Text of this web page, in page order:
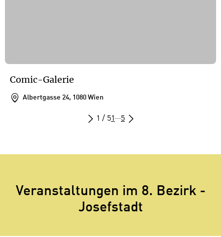
Comic-Galerie
Albertgasse 24, 1080 Wien
1 / 51 ···5
Veranstaltungen im 8. Bezirk -
Josefstadt